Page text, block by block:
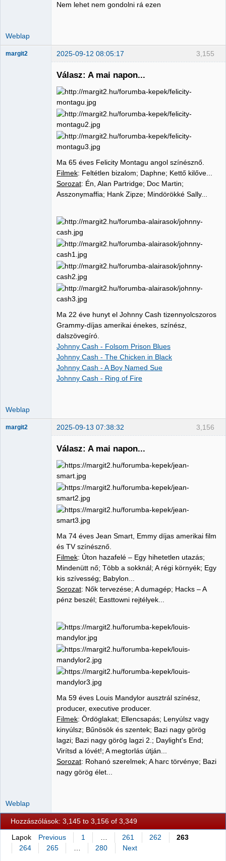
Nem lehet nem gondolni rá ezen
Weblap
3,155
margit2 2025-09-12 08:05:17
Válasz: A mai napon...
Ma 65 éves Felicity Montagu angol színésznő.
Filmek: Feltétlen bizalom; Daphne; Kettő kilőve...
Sorozat: Én, Alan Partridge; Doc Martin;
Asszonymaffia; Hank Zipze; Mindörökké Sally...
Ma 22 éve hunyt el Johnny Cash tizennyolcszoros
Grammy-díjas amerikai énekes, színész,
dalszövegíró.
Johnny Cash - Folsom Prison Blues
Johnny Cash - The Chicken in Black
Johnny Cash - A Boy Named Sue
Johnny Cash - Ring of Fire
Weblap
3,156
margit2 2025-09-13 07:38:32
Válasz: A mai napon...
Ma 74 éves Jean Smart, Emmy díjas amerikai film
és TV színésznő.
Filmek: Úton hazafelé – Egy hihetetlen utazás;
Mindenütt nő; Több a sokknál; A régi környék; Egy
kis szívesség; Babylon...
Sorozat: Nők tervezése; A dumagép; Hacks – A
pénz beszél; Easttowni rejtélyek...
Ma 59 éves Louis Mandylor ausztrál színész,
producer, executive producer.
Filmek: Ördöglakat; Ellencsapás; Lenyúlsz vagy
kinyúlsz; Bűnösök és szentek; Bazi nagy görög
lagzi; Bazi nagy görög lagzi 2.; Daylight's End;
Virítsd a lóvét!; A megtorlás útján...
Sorozat: Rohanó szerelmek; A harc törvénye; Bazi
nagy görög élet...
Weblap
Hozzászólások: 3,145 to 3,156 of 3,349
Lapok Previous 1 261 262
263
264
265 280
Next